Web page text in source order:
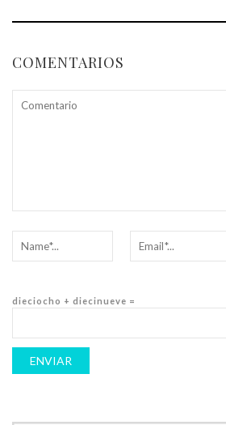
COMENTARIOS
dieciocho + diecinueve =